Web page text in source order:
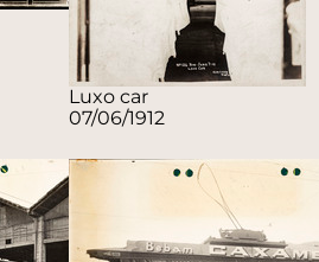
Luxo car
07/06/1912